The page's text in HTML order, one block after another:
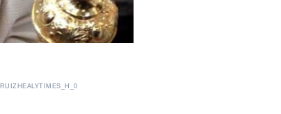
RUIZHEALYTIMES_H_0